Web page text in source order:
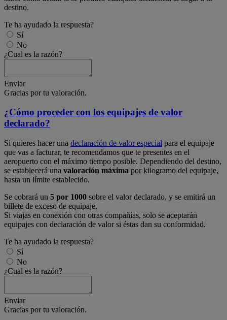
destino.
Te ha ayudado la respuesta?
Sí
No
¿Cual es la razón?
Enviar
Gracias por tu valoración.
¿Cómo proceder con los equipajes de valor
declarado?
Si quieres hacer una declaración de valor especial para el equipaje
que vas a facturar, te recomendamos que te presentes en el
aeropuerto con el máximo tiempo posible. Dependiendo del destino,
se establecerá una valoración máxima por kilogramo del equipaje,
hasta un límite establecido.
Se cobrará un 5 por 1000 sobre el valor declarado, y se emitirá un
billete de exceso de equipaje.
Si viajas en conexión con otras compañías, solo se aceptarán
equipajes con declaración de valor si éstas dan su conformidad.
Te ha ayudado la respuesta?
Sí
No
¿Cual es la razón?
Enviar
Gracias por tu valoración.